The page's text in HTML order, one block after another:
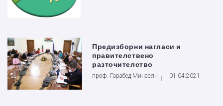
Предизборни нагласи и
правителствено
разточителство
проф. Гарабед Минасян 01.04.2021